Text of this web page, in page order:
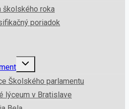
školského roka
poriadok
Školského parlamentu
lýceum v Bratislave